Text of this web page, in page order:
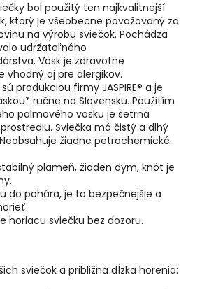
bol použitý ten najkvalitnejší
ktorý je všeobecne považovaný za
na výrobu sviečok. Pochádza
udržateľného
Vosk je zdravotne
vhodný aj pre alergikov.
produkciou firmy JASPIRE® a je
ručne na Slovensku. Použitím
palmového vosku je šetrná
Sviečka má čistý a dlhý
žiadne petrochemické
plameň, žiaden dym, knôt je
do pohára, je to bezpečnejšie a
horiacu sviečku bez dozoru.
sviečok a približná dĺžka horenia: